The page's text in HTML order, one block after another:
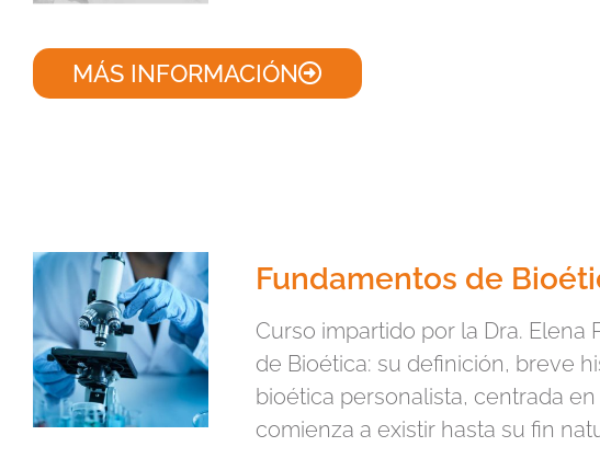
MÁS INFORMACIÓN
Fundamentos de
Curso impartido por la Dra.
de Bioética: su definición, breve
bioética personalista, centrada
comienza a existir hasta su fin